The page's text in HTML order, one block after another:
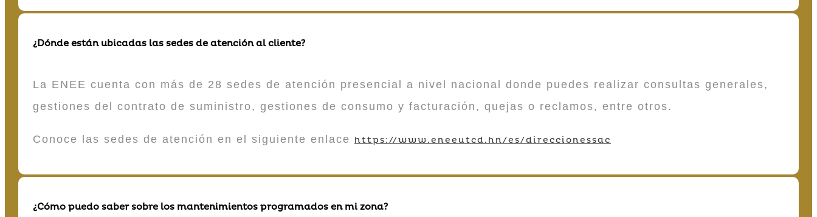
¿Dónde están ubicadas las sedes de atención al cliente?
La ENEE cuenta con más de 28 sedes de atención presencial a nivel nacional donde puedes realizar consultas generales,
gestiones del contrato de suministro, gestiones de consumo y facturación, quejas o reclamos, entre otros.
Conoce las sedes de atención en el siguiente enlace https://www.eneeutcd.hn/es/direccionessac
¿Cómo puedo saber sobre los mantenimientos programados en mi zona?